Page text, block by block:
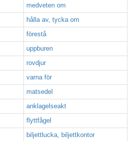
medveten om
hålla av, tycka om
förestå
uppburen
rovdjur
varna för
matsedel
anklagelseakt
flyttfågel
biljettlucka, biljettkontor